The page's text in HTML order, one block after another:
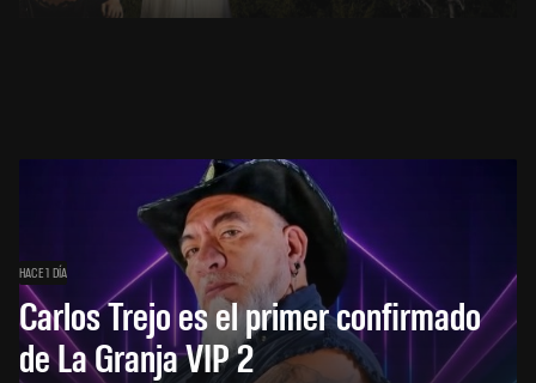
HACE 1 DÍA
Carlos Trejo es el primer confirmado
de La Granja VIP 2